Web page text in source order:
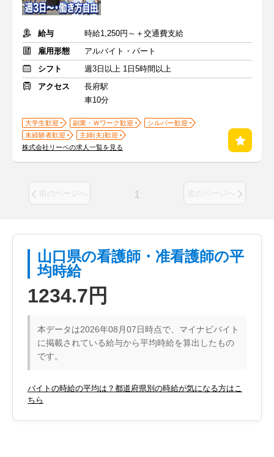
給与
時給1,250円～＋交通費支給
雇用形態
アルバイト・パート
シフト
週3日以上 1日5時間以上
アクセス
長府駅
車10分
大学生歓迎 副業・Ｗワーク歓迎
シルバー歓迎
未経験者歓迎
主婦(夫)歓迎
株式会社リーベの求人一覧を見る
前のページへ 1 次のページへ
山口県の看護師・准看護師の平
均時給
1234.7円
本データは2026年08月07日時点で、マイナビバイト
に掲載されている給与から平均時給を算出したもの
です。
バイトの時給の平均は？都道府県別の時給が気になる方はこ
ちら